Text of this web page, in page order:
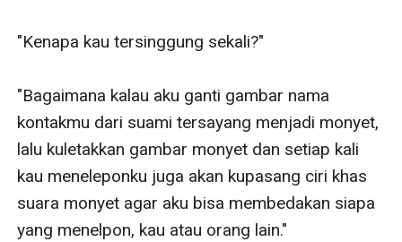
"Kenapa kau tersinggung sekali?"
"Bagaimana kalau aku ganti gambar nama
kontakmu dari suami tersayang menjadi monyet,
lalu kuletakkan gambar monyet dan setiap kali
kau meneleponku juga akan kupasang ciri khas
suara monyet agar aku bisa membedakan siapa
yang menelpon, kau atau orang lain."